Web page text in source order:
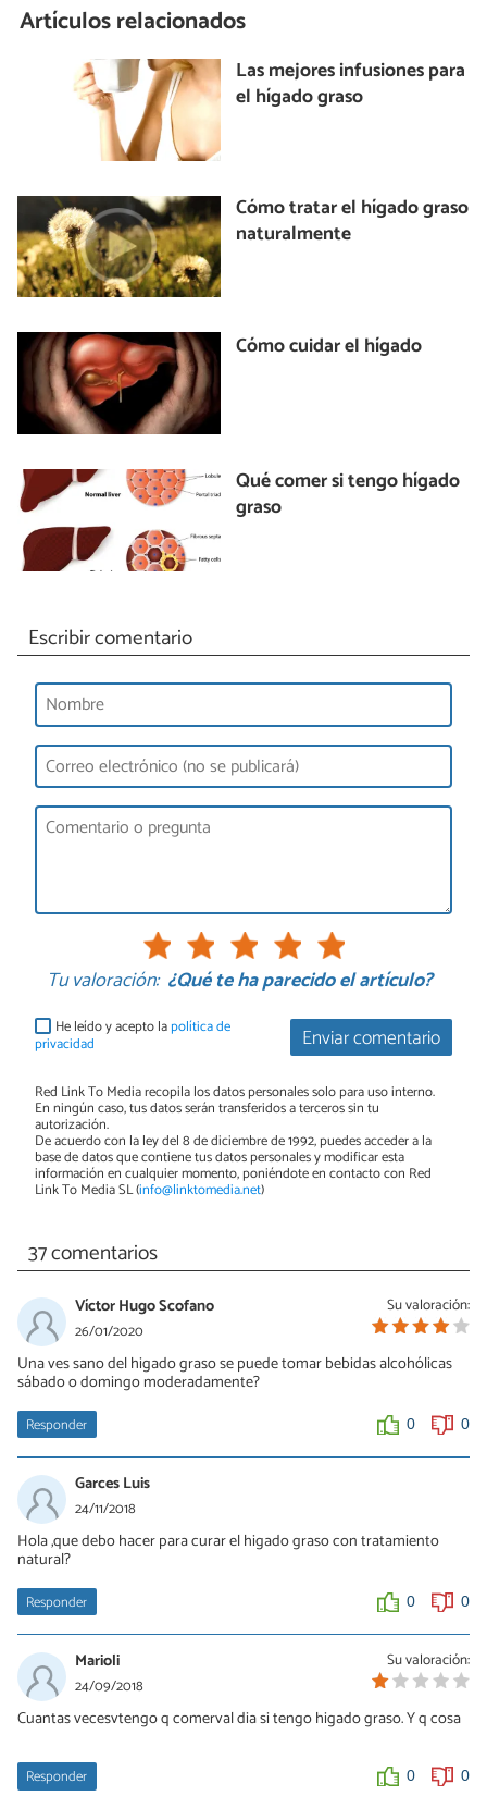
Artículos relacionados
Las mejores infusiones para
el hígado graso
Cómo tratar el hígado graso
naturalmente
Cómo cuidar el hígado
Qué comer si tengo hígado
graso
Escribir comentario
Tu valoración: ¿Qué te ha parecido el artículo?
Enviar comentario
He leído y acepto lapolítica de
privacidad
Red Link To Media recopila los datos personales solo para uso interno.
En ningún caso, tus datos serán transferidos a terceros sin tu
autorización.
De acuerdo con la ley del 8 de diciembre de 1992, puedes acceder a la
base de datos que contiene tus datos personales y modificar esta
información en cualquier momento, poniéndote en contacto con Red
Link To Media SL (info@linktomedia.net)
37 comentarios
Su valoración:
Víctor Hugo Scofano
26/01/2020
Una ves sano del higado graso se puede tomar bebidas alcohólicas
sábado o domingo moderadamente?
Responder 0 0
Garces Luis
24/11/2018
Hola ,que debo hacer para curar el higado graso con tratamiento
natural?
Responder 0 0
Su valoración:
Marioli
24/09/2018
Cuantas vecesvtengo q comerval dia si tengo higado graso. Y q cosa
Responder 0 0